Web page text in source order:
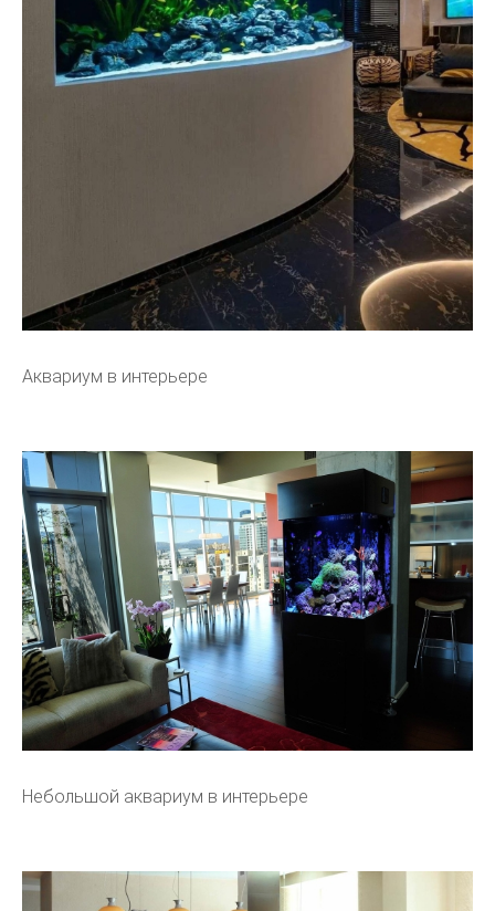
Аквариум в интерьере
Небольшой аквариум в интерьере